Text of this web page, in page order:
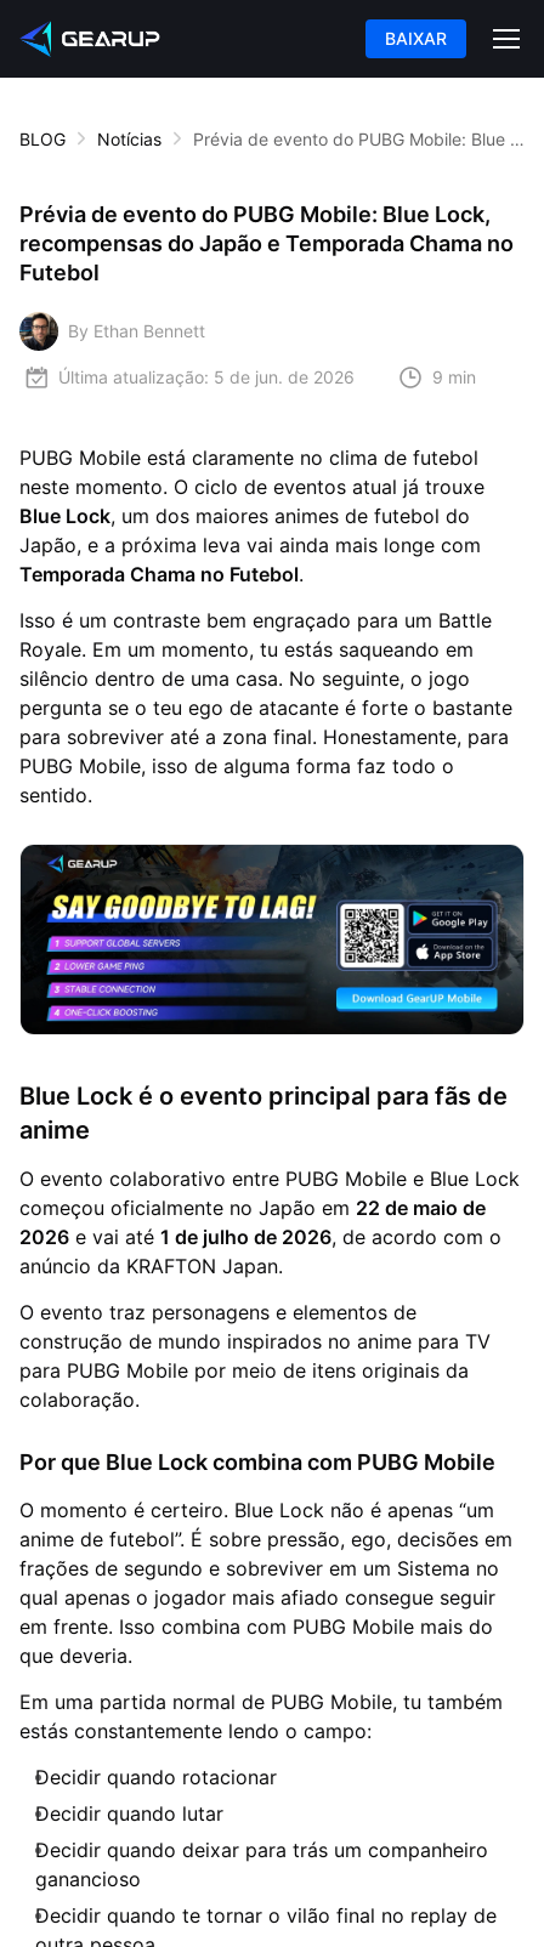
BAIXAR
BLOG Notícias Prévia de evento do PUBG Mobile: Blue Lock, recompensas do Japão e Temporada Chama no Futebol
Prévia de evento do PUBG Mobile: Blue Lock,
recompensas do Japão e Temporada Chama no
Futebol
By Ethan Bennett
Última atualização: 5 de jun. de 2026 9 min
PUBG Mobile está claramente no clima de futebol
neste momento. O ciclo de eventos atual já trouxe
Blue Lock, um dos maiores animes de futebol do
Japão, e a próxima leva vai ainda mais longe com
Temporada Chama no Futebol.
Isso é um contraste bem engraçado para um Battle
Royale. Em um momento, tu estás saqueando em
silêncio dentro de uma casa. No seguinte, o jogo
pergunta se o teu ego de atacante é forte o bastante
para sobreviver até a zona final. Honestamente, para
PUBG Mobile, isso de alguma forma faz todo o
sentido.
Blue Lock é o evento principal para fãs de
anime
O evento colaborativo entre PUBG Mobile e Blue Lock
começou oficialmente no Japão em 22 de maio de
2026 e vai até 1 de julho de 2026, de acordo com o
anúncio da KRAFTON Japan.
O evento traz personagens e elementos de
construção de mundo inspirados no anime para TV
para PUBG Mobile por meio de itens originais da
colaboração.
Por que Blue Lock combina com PUBG Mobile
O momento é certeiro. Blue Lock não é apenas “um
anime de futebol”. É sobre pressão, ego, decisões em
frações de segundo e sobreviver em um Sistema no
qual apenas o jogador mais afiado consegue seguir
em frente. Isso combina com PUBG Mobile mais do
que deveria.
Em uma partida normal de PUBG Mobile, tu também
estás constantemente lendo o campo:
Decidir quando rotacionar
Decidir quando lutar
Decidir quando deixar para trás um companheiro
ganancioso
Decidir quando te tornar o vilão final no replay de